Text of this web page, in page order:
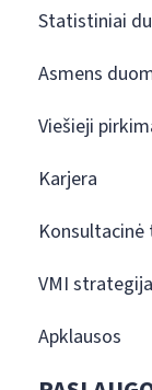
Statistiniai
Asmens
Viešieji
Karjera
Konsultacinė
VMI strategija
Apklausos